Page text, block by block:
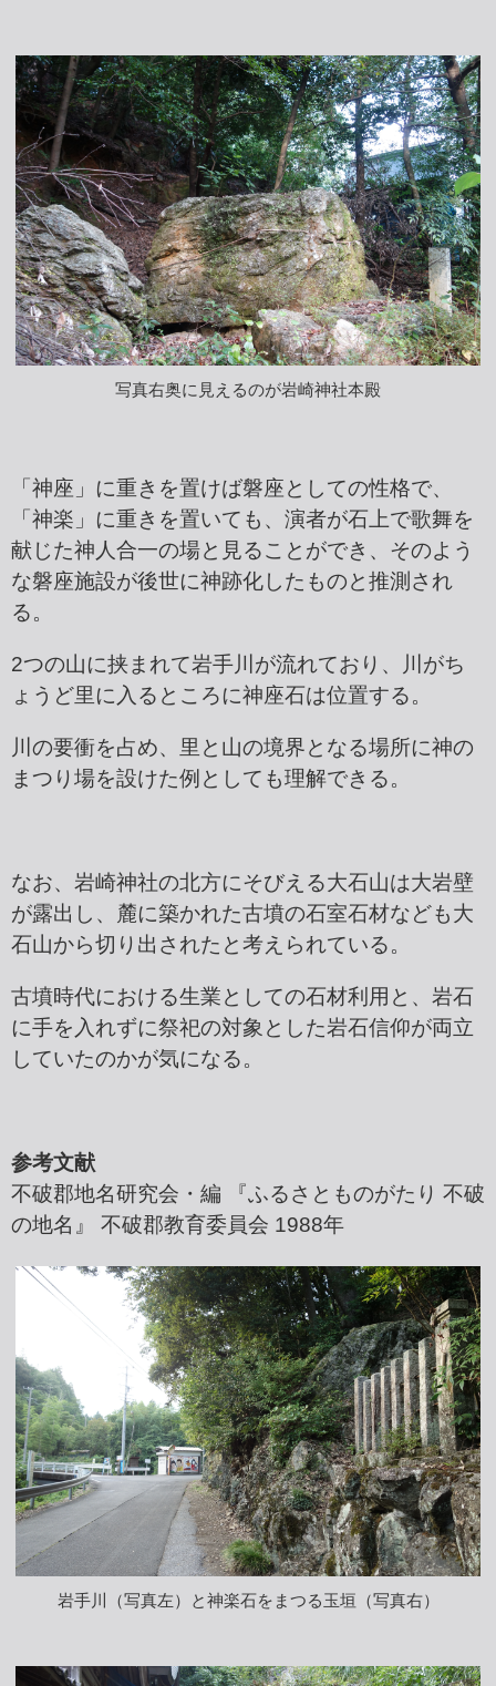
写真右奥に見えるのが岩崎神社本殿
「神座」に重きを置けば磐座としての性格で、
「神楽」に重きを置いても、演者が石上で歌舞を
献じた神人合一の場と見ることができ、そのよう
な磐座施設が後世に神跡化したものと推測され
る。
2つの山に挟まれて岩手川が流れており、川がち
ょうど里に入るところに神座石は位置する。
川の要衝を占め、里と山の境界となる場所に神の
まつり場を設けた例としても理解できる。
なお、岩崎神社の北方にそびえる大石山は大岩壁
が露出し、麓に築かれた古墳の石室石材なども大
石山から切り出されたと考えられている。
古墳時代における生業としての石材利用と、岩石
に手を入れずに祭祀の対象とした岩石信仰が両立
していたのかが気になる。
参考文献
不破郡地名研究会・編 『ふるさとものがたり 不破
の地名』 不破郡教育委員会 1988年
岩手川（写真左）と神楽石をまつる玉垣（写真右）